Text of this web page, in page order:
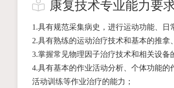
康复技术专业能力要
1.具有规范采集病史，进行运动功能、日
2.具有熟练的运动治疗技术和基本的推拿
3.掌握常见物理因子治疗技术和相关设备
4.具有基本的作业活动分析、个体功能
活动训练等作业治疗的能力；